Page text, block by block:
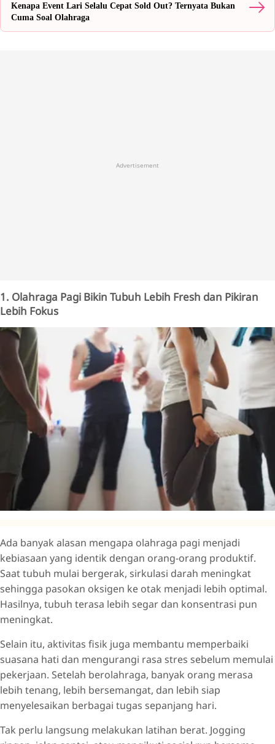
Kenapa Event Lari Selalu Cepat Sold Out? Ternyata Bukan
Cuma Soal Olahraga
Advertisement
1. Olahraga Pagi Bikin Tubuh Lebih Fresh dan Pikiran
Lebih Fokus
Ada banyak alasan mengapa olahraga pagi menjadi
kebiasaan yang identik dengan orang-orang produktif.
Saat tubuh mulai bergerak, sirkulasi darah meningkat
sehingga pasokan oksigen ke otak menjadi lebih optimal.
Hasilnya, tubuh terasa lebih segar dan konsentrasi pun
meningkat.
Selain itu, aktivitas fisik juga membantu memperbaiki
suasana hati dan mengurangi rasa stres sebelum memulai
pekerjaan. Setelah berolahraga, banyak orang merasa
lebih tenang, lebih bersemangat, dan lebih siap
menyelesaikan berbagai tugas sepanjang hari.
Tak perlu langsung melakukan latihan berat. Jogging